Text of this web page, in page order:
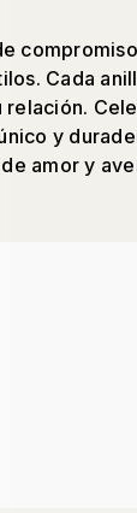
Cada
y
amor y